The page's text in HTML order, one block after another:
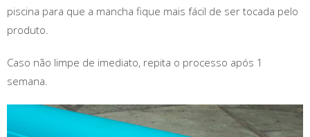
piscina para que a mancha fique mais fácil de ser tocada pelo
produto.
Caso não limpe de imediato, repita o processo após 1
semana.